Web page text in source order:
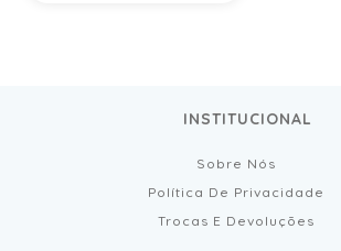
INSTITUCIONAL
Sobre Nós
Política De Privacidade
Trocas E Devoluções